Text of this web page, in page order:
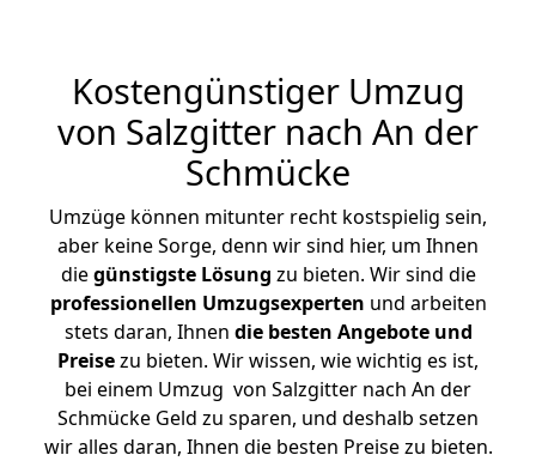
Kostengünstiger Umzug
von Salzgitter nach An der
Schmücke
Umzüge können mitunter recht kostspielig sein,
aber keine Sorge, denn wir sind hier, um Ihnen
diegünstigste Lösung zu bieten. Wir sind die
professionellen Umzugsexperten und arbeiten
stets daran, Ihnen die besten Angebote und
Preisezu bieten. Wir wissen, wie wichtig es ist,
bei einem Umzug von Salzgitter nach An der
Schmücke Geld zu sparen, und deshalb setzen
wir alles daran, Ihnen die besten Preise zu bieten.